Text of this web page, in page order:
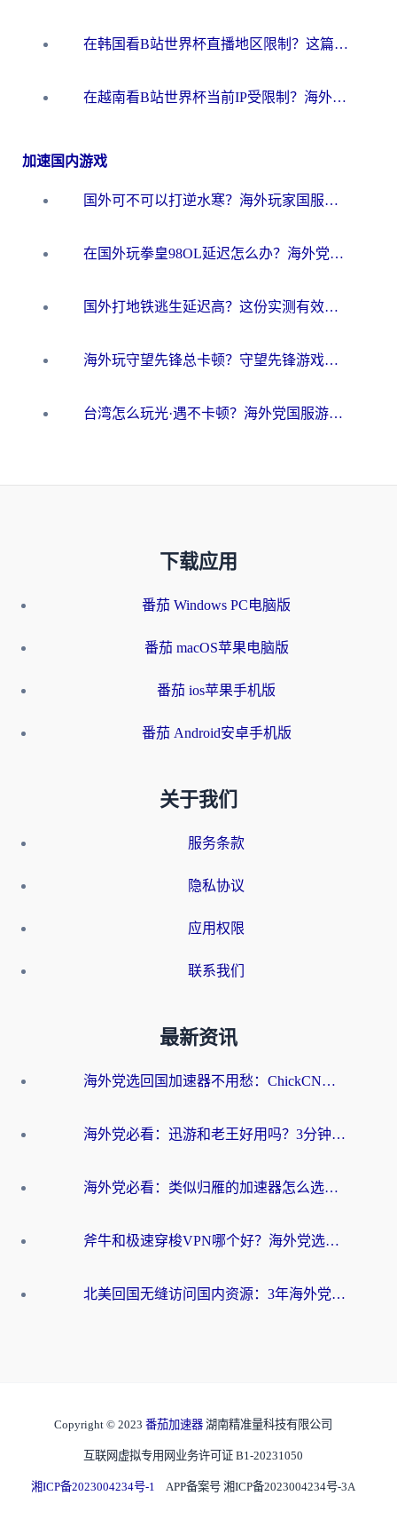
在韩国看B站世界杯直播地区限制？这篇指南让你告别“当前地区不可播放”
在越南看B站世界杯当前IP受限制？海外党体育观赛终极指南来了
加速国内游戏
国外可不可以打逆水寒？海外玩家国服畅玩终极指南（附漫威荒野乱斗加速方案）
在国外玩拳皇98OL延迟怎么办？海外党亲测有效的低延迟指南
国外打地铁逃生延迟高？这份实测有效的低延迟指南帮你吃鸡
海外玩守望先锋总卡顿？守望先锋游戏加速器在哪里买&避坑指南（附欧洲非洲游戏实测）
台湾怎么玩光·遇不卡顿？海外党国服游戏加速终极攻略（附实测体验）
下载应用
番茄 Windows PC电脑版
番茄 macOS苹果电脑版
番茄 ios苹果手机版
番茄 Android安卓手机版
关于我们
服务条款
隐私协议
应用权限
联系我们
最新资讯
海外党选回国加速器不用愁：ChickCN和洞见哪个好？一篇搞定所有疑问
海外党必看：迅游和老王好用吗？3分钟选对加速国内网络的加速器
海外党必看：类似归雁的加速器怎么选？一篇搞定无缝访问国内资源
斧牛和极速穿梭VPN哪个好？海外党选回国加速器必看的真实对比与避坑指南
北美回国无缝访问国内资源：3年海外党亲测的加速器选择指南
Copyright © 2023 番茄加速器 湖南精准量科技有限公司
互联网虚拟专用网业务许可证 B1-20231050
湘ICP备2023004234号-1 APP备案号 湘ICP备2023004234号-3A